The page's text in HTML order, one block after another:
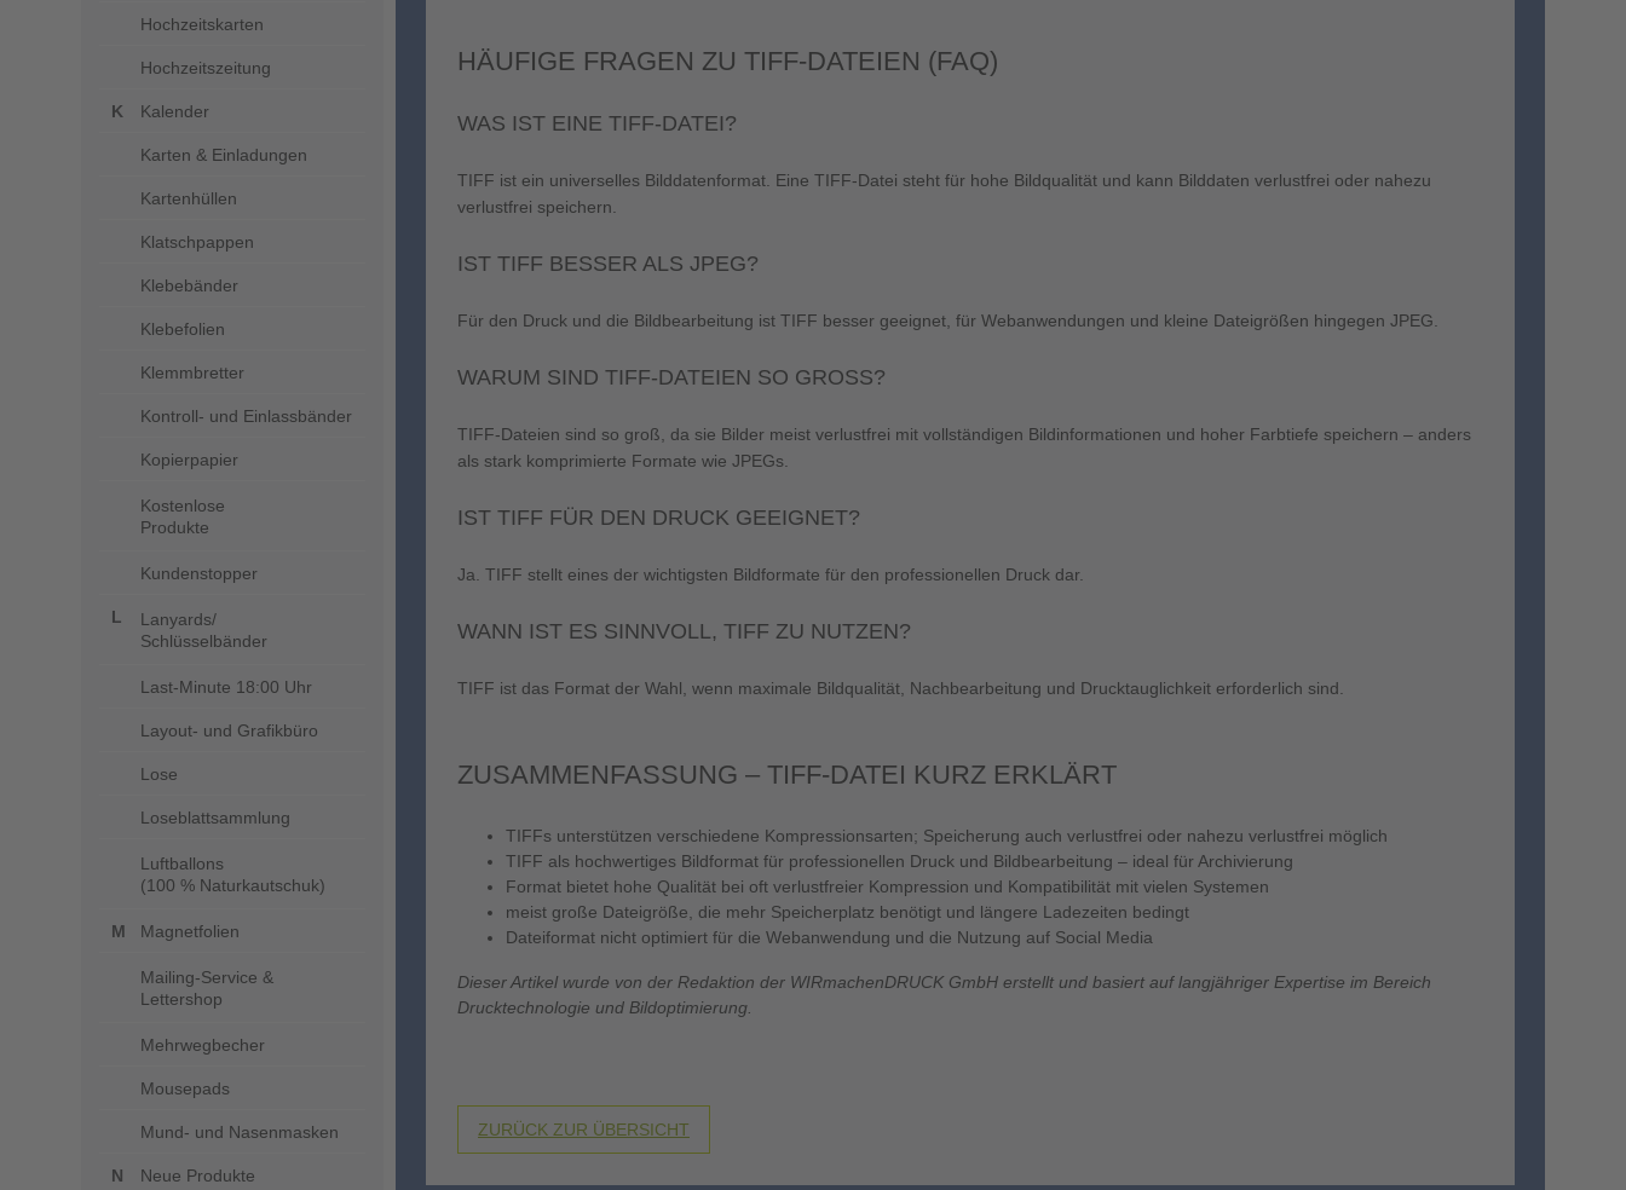
Hochzeitskarten
Hochzeitszeitung
Kalender
Karten & Einladungen
Kartenhüllen
Klatschpappen
Klebebänder
Klebefolien
Klemmbretter
Kontroll- und Einlassbänder
Kopierpapier
Kostenlose
Produkte
Kundenstopper
Lanyards/
Schlüsselbänder
Last-Minute 18:00 Uhr
Layout- und Grafikbüro
Lose
Loseblattsammlung
Luftballons
(100 % Naturkautschuk)
Magnetfolien
Mailing-Service &
Lettershop
Mehrwegbecher
Mousepads
Mund- und Nasenmasken
Neue Produkte
HÄUFIGE FRAGEN ZU TIFF-DATEIEN (FAQ)
WAS IST EINE TIFF-DATEI?
TIFF ist ein universelles Bilddatenformat. Eine TIFF-Datei steht für hohe Bildqualität und kann Bilddaten verlustfrei oder nahezu
verlustfrei speichern.
IST TIFF BESSER ALS JPEG?
Für den Druck und die Bildbearbeitung ist TIFF besser geeignet, für Webanwendungen und kleine Dateigrößen hingegen JPEG.
WARUM SIND TIFF-DATEIEN SO GROSS?
TIFF-Dateien sind so groß, da sie Bilder meist verlustfrei mit vollständigen Bildinformationen und hoher Farbtiefe speichern – anders
als stark komprimierte Formate wie JPEGs.
IST TIFF FÜR DEN DRUCK GEEIGNET?
Ja. TIFF stellt eines der wichtigsten Bildformate für den professionellen Druck dar.
WANN IST ES SINNVOLL, TIFF ZU NUTZEN?
TIFF ist das Format der Wahl, wenn maximale Bildqualität, Nachbearbeitung und Drucktauglichkeit erforderlich sind.
ZUSAMMENFASSUNG – TIFF-DATEI KURZ ERKLÄRT
TIFFs unterstützen verschiedene Kompressionsarten; Speicherung auch verlustfrei oder nahezu verlustfrei möglich
TIFF als hochwertiges Bildformat für professionellen Druck und Bildbearbeitung – ideal für Archivierung
Format bietet hohe Qualität bei oft verlustfreier Kompression und Kompatibilität mit vielen Systemen
meist große Dateigröße, die mehr Speicherplatz benötigt und längere Ladezeiten bedingt
Dateiformat nicht optimiert für die Webanwendung und die Nutzung auf Social Media
Dieser Artikel wurde von der Redaktion der WIRmachenDRUCK GmbH erstellt und basiert auf langjähriger Expertise im Bereich
Drucktechnologie und Bildoptimierung.
ZURÜCK ZUR ÜBERSICHT